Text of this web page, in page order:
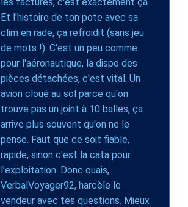
Et l'histoire de ton pote avec sa
clim en rade, ça refroidit (sans jeu
de mots !). C'est un peu comme
pour l'aéronautique, la dispo des
pièces détachées, c'est vital. Un
avion cloué au sol parce qu'on
trouve pas un joint à 10 balles, ça
arrive plus souvent qu'on ne le
pense. Faut que ce soit fiable,
rapide, sinon c'est la cata pour
l'exploitation. Donc ouais,
VerbalVoyager92, harcèle le
vendeur avec tes questions. Mieux